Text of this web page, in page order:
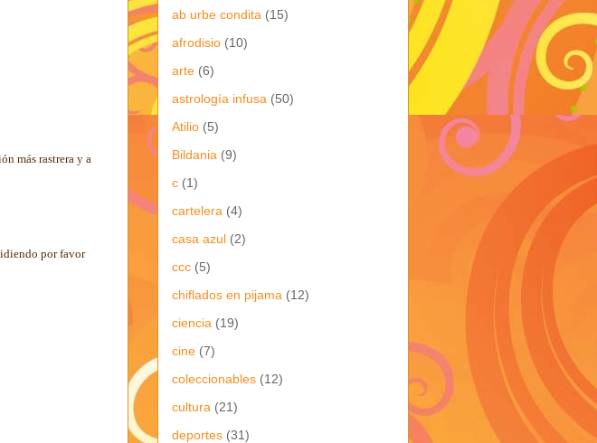
más rastrera y a
por favor
ab urbe condita (15)
afrodisio (10)
arte (6)
astrología infusa (50)
Atilio (5)
Bildania (9)
c (1)
cartelera (4)
casa azul (2)
ccc (5)
chiflados en pijama (12)
ciencia (19)
cine (7)
coleccionables (12)
cultura (21)
deportes (31)